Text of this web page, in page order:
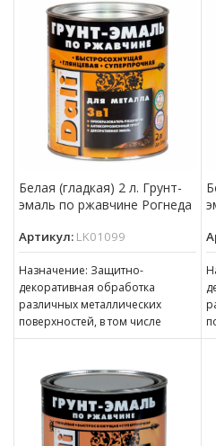
Белая (гладкая) 2 л. Грунт-
эмаль по ржавчине Рогнеда
Артикул: LK01099
Назначение: Защитно-
декоративная обработка
различных металлических
поверхностей, в том числе
пораженных точечной или
толщиной ржавчины до 100 мкм